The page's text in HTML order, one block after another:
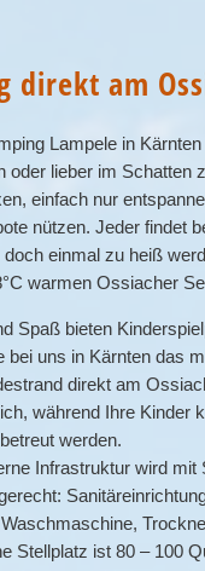
direkt am
Lampele in
oder lieber im Schatten
einfach nur
nützen. Jeder findet
doch einmal zu heiß
warmen Ossiacher
Spaß bieten
bei uns in Kärnten das
direkt am
während Ihre Kinder
werden.
Infrastruktur wird mit
Stellplatz ist 80 – 100